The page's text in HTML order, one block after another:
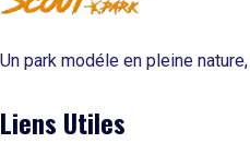
Un park modéle en pleine
Liens Utiles